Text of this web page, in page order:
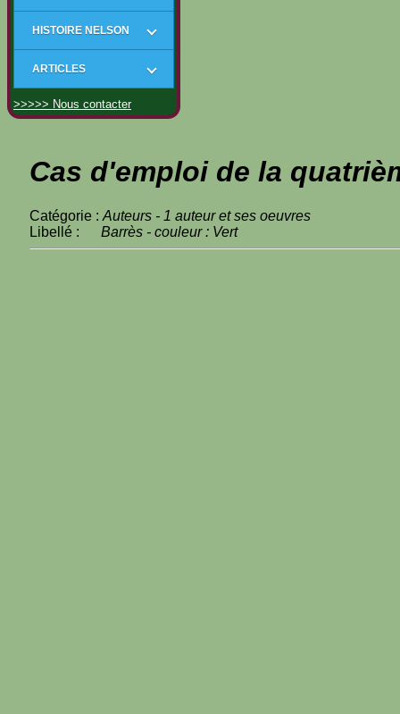
HISTOIRE NELSON
ARTICLES
>>>>> Nous contacter
Cas d'emploi de la
Catégorie : Auteurs - 1 auteur et ses oeuvres
Libellé : Barrès - couleur : Vert